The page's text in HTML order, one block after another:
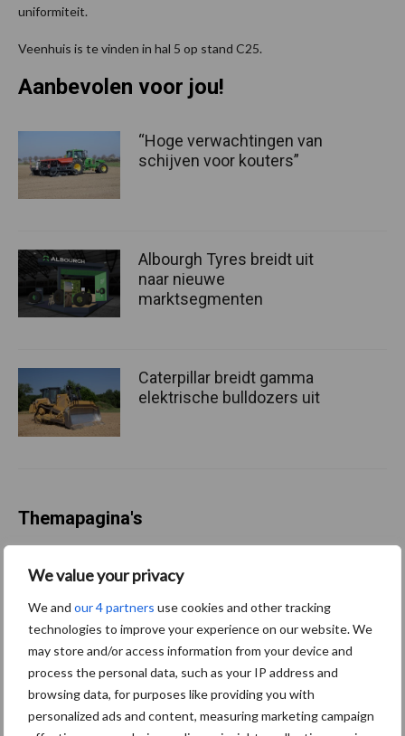
We value your privacy
We and our 4 partners use cookies and other tracking
technologies to improve your experience on our website. We
may store and/or access information from your device and
process the personal data, such as your IP address and
browsing data, for purposes like providing you with
personalized ads and content, measuring marketing campaign
uniformiteit.
Veenhuis is te vinden in hal 5 op stand C25.
Aanbevolen voor jou!
“Hoge verwachtingen van
schijven voor kouters”
Albourgh Tyres breidt uit
naar nieuwe
marktsegmenten
Caterpillar breidt gamma
elektrische bulldozers uit
Themapagina's
Bemesting Gewas & ruwvoer
Compost Dierlijke mest